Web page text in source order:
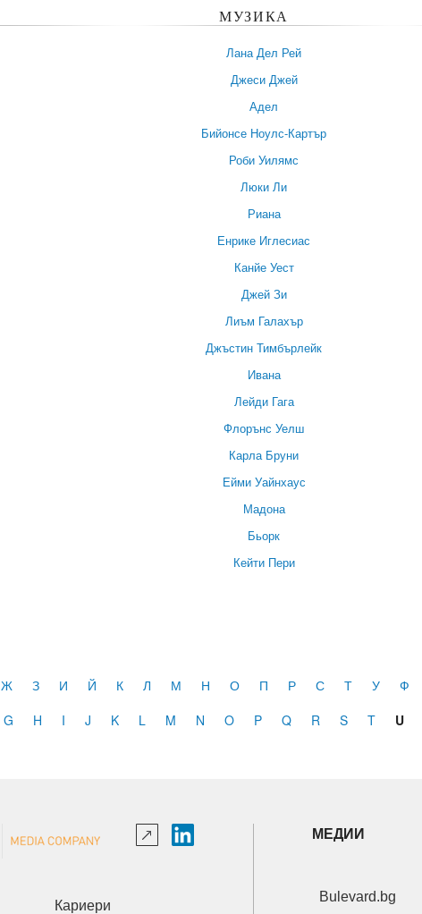
МУЗИКА
Лана Дел Рей
Джеси Джей
Адел
Бийонсе Ноулс-Картър
Роби Уилямс
Люки Ли
Риана
Енрике Иглесиас
Канйе Уест
Джей Зи
Лиъм Галахър
Джъстин Тимбърлейк
Ивана
Лейди Гага
Флорънс Уелш
Карла Бруни
Ейми Уайнхаус
Мадона
Бьорк
Кейти Пери
Ж З И Й К Л М Н О П Р С Т У Ф
G H I J K L M N O P Q R S T U
Кариери
МЕДИИ
Bulevard.bg